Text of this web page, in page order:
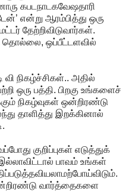
கபடநாடகவேஷதாரி
என்று ஆரம்பித்து ஒரு
தேற்றிவிடுவார்கள்.
தொல்லை, ஒப்பீட்டளவில்
வி நிகழ்ச்சிகள்.. அதில்
ஒரு பத்தி. பிறகு உங்களைச்
நிகழ்வுகள் ஒன்றிரண்டு
தாளித்து இறக்கினால்
குறிப்புகள் எடுத்துக்
பாவம் உங்கள்
வார்த்தைகளை